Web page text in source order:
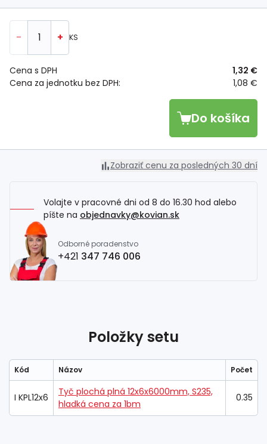
- + KS
Cena za jednotku bez DPH: 1,08 €
Cena s DPH 1,32 €
Do košíka
Zobraziť cenu za posledných 30 dní
Volajte v pracovné dni od 8 do 16.30 hod alebo
píšte na objednavky@kovian.sk
Odborné poradenstvo
+421 347 746 006
Položky setu
Kód Názov Počet
I KPL12x6
Tyč plochá plná 12x6x6000mm, S235,
hladká cena za 1bm
0.35